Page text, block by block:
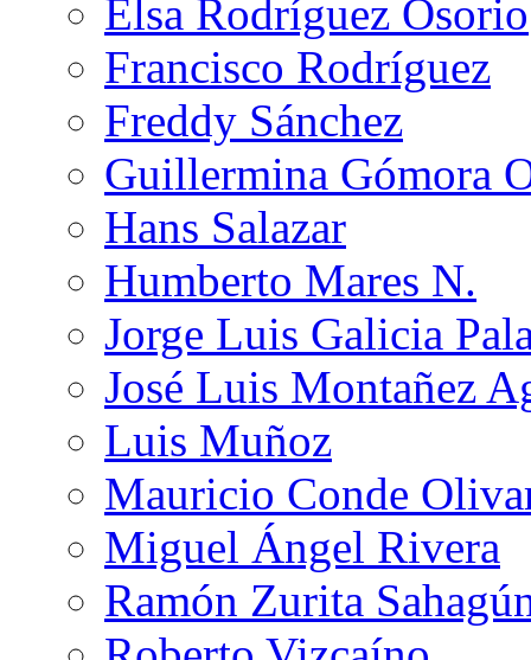
Elsa Rodríguez Osorio
Francisco Rodríguez
Freddy Sánchez
Guillermina Gómora
Hans Salazar
Humberto Mares N.
Jorge Luis Galicia
José Luis Montañez
Luis Muñoz
Mauricio Conde
Miguel Ángel Rivera
Ramón Zurita